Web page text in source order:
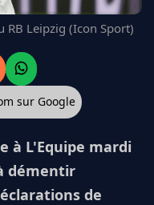
RB Leipzig (Icon Sport)
sur Google
à L'Equipe mardi
démentir
de